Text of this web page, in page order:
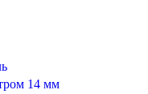
14 мм